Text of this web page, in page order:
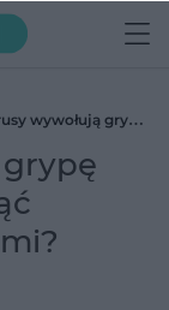
wywołują grypę